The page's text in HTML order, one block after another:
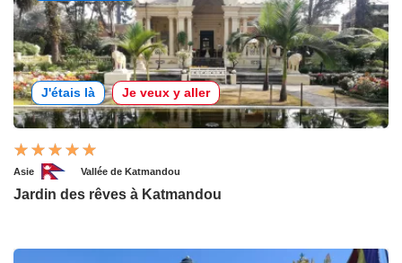
J'étais là Je veux y aller
Asie Vallée de Katmandou
Jardin des rêves à Katmandou